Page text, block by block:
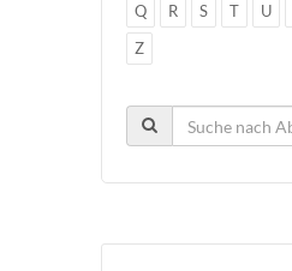
Q
R S T U
Z